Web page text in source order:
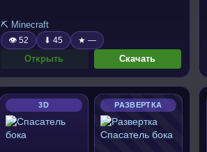
⛏️ Minecraft
👁 52 ⬇ 45 ★ —
Открыть Скачать
3D РАЗВЕРТКА